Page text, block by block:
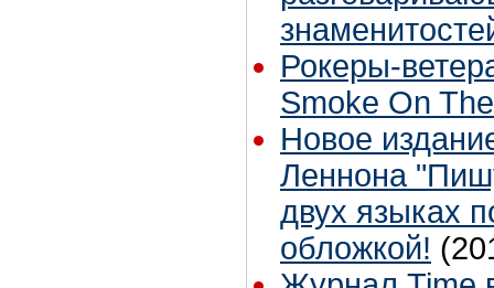
Рокеры-
Smoke On
Новое
Леннона
двух языках
обложкой!